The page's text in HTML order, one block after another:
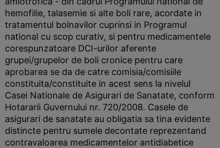
hemofilie, talasemie si alte boli rare, acordate in
tratamentul bolnavilor cuprinsi in Programul
national cu scop curativ, si pentru medicamentele
corespunzatoare DCI-urilor aferente
grupei/grupelor de boli cronice pentru care
aprobarea se da de catre comisia/comisiile
constituita/constituite in acest sens la nivelul
Casei Nationale de Asigurari de Sanatate, conform
Hotararii Guvernului nr. 720/2008. Casele de
asigurari de sanatate au obligatia sa tina evidente
distincte pentru sumele decontate reprezentand
contravaloarea medicamentelor antidiabetice